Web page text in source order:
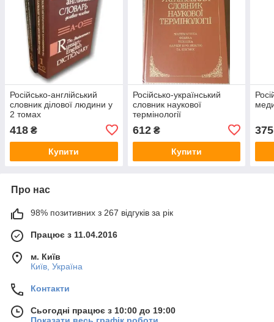
Російсько-англійський
словник ділової людини у
2 томах
418 ₴
Купити
Російсько-український
словник наукової
термінології
612₴
Купити
375
Про нас
98% позитивних з 267 відгуків за рік
Працює з 11.04.2016
м. Київ
Київ, Україна
Контакти
Сьогодні працює з 10:00 до 19:00